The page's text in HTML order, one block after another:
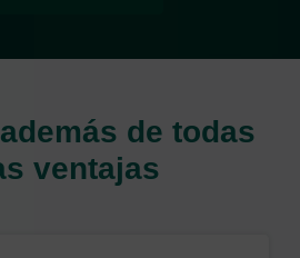
de todas
ventajas